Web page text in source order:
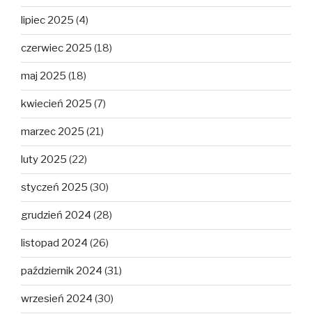
lipiec 2025 (4)
czerwiec 2025 (18)
maj 2025 (18)
kwiecień 2025 (7)
marzec 2025 (21)
luty 2025 (22)
styczeń 2025 (30)
grudzień 2024 (28)
listopad 2024 (26)
październik 2024 (31)
wrzesień 2024 (30)